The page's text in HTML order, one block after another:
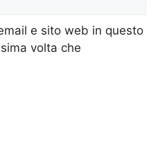
e sito web in questo
volta che